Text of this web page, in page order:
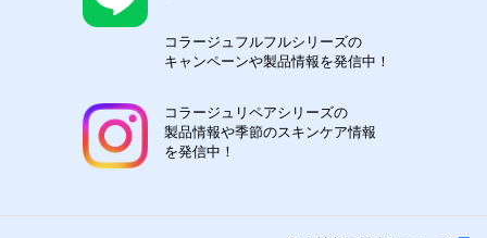
コラージュフルフルシリーズの
キャンペーンや製品情報を発信中！
コラージュリペアシリーズの
製品情報や季節のスキンケア情報
を発信中！